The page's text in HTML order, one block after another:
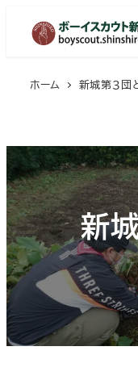
ン
ツ
へ
移
動
ホーム 新城第３団
新